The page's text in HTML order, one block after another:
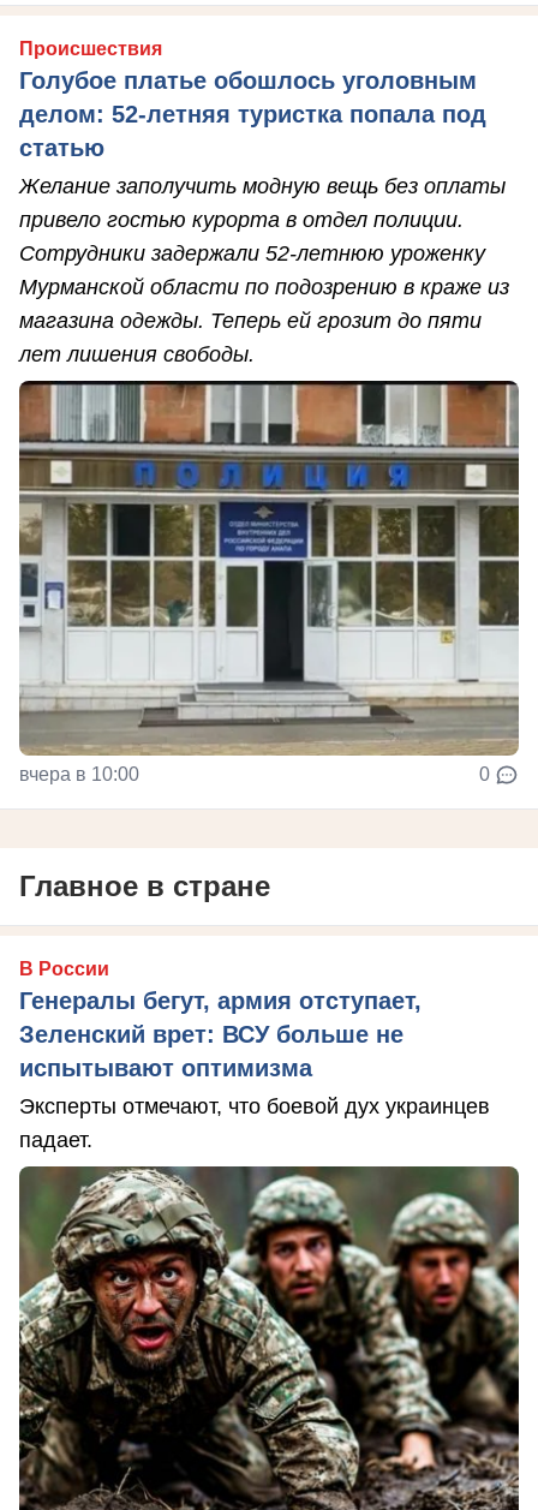
Происшествия
Голубое платье обошлось уголовным
делом: 52-летняя туристка попала под
статью
Желание заполучить модную вещь без оплаты
привело гостью курорта в отдел полиции.
Сотрудники задержали 52-летнюю уроженку
Мурманской области по подозрению в краже из
магазина одежды. Теперь ей грозит до пяти
лет лишения свободы.
вчера в 10:00 0
Главное в стране
В России
Генералы бегут, армия отступает,
Зеленский врет: ВСУ больше не
испытывают оптимизма
Эксперты отмечают, что боевой дух украинцев
падает.